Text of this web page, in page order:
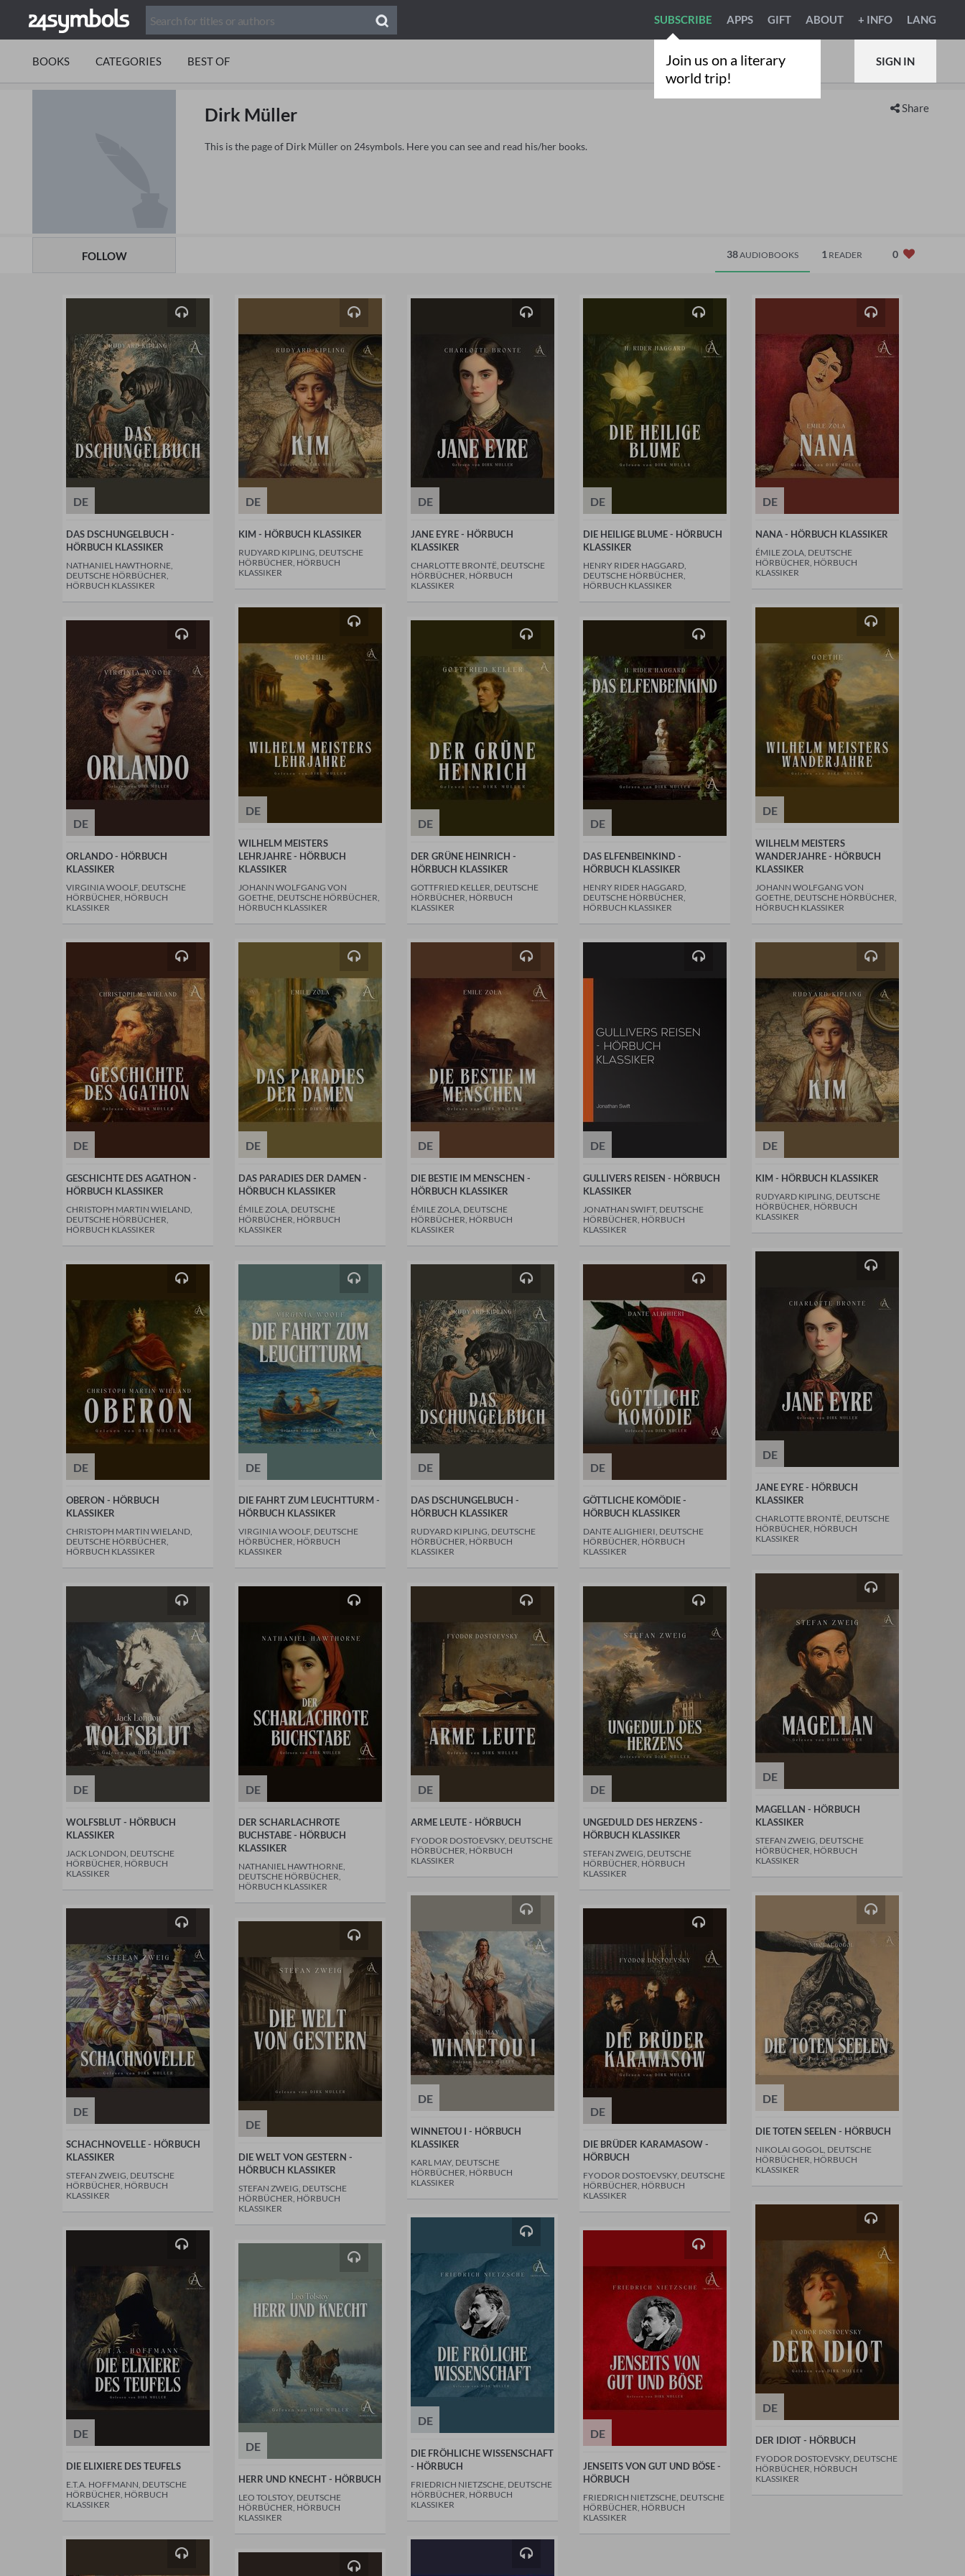
Join us on a literary
world trip!
SUBSCRIBE APPS GIFT ABOUT + INFO LANG
BOOKS CATEGORIES BEST OF SIGN IN
FOLLOW
Share
Dirk Müller
This is the page of Dirk Müller on 24symbols. Here you can see and read his/her books.
38AUDIOBOOKS 1 READER 0
DE
DAS DSCHUNGELBUCH -
HÖRBUCH KLASSIKER
NATHANIEL HAWTHORNE,
DEUTSCHE HÖRBÜCHER,
HÖRBUCH KLASSIKER
DE
KIM - HÖRBUCH KLASSIKER
RUDYARD KIPLING, DEUTSCHE
HÖRBÜCHER, HÖRBUCH
KLASSIKER
DE
JANE EYRE - HÖRBUCH
KLASSIKER
CHARLOTTE BRONTË, DEUTSCHE
HÖRBÜCHER, HÖRBUCH
KLASSIKER
DE
DIE HEILIGE BLUME - HÖRBUCH
KLASSIKER
HENRY RIDER HAGGARD,
DEUTSCHE HÖRBÜCHER,
HÖRBUCH KLASSIKER
DE
NANA - HÖRBUCH KLASSIKER
ÉMILE ZOLA, DEUTSCHE
HÖRBÜCHER, HÖRBUCH
KLASSIKER
DE
ORLANDO - HÖRBUCH
KLASSIKER
VIRGINIA WOOLF, DEUTSCHE
HÖRBÜCHER, HÖRBUCH
KLASSIKER
DE
WILHELM MEISTERS
LEHRJAHRE - HÖRBUCH
KLASSIKER
JOHANN WOLFGANG VON
GOETHE, DEUTSCHE HÖRBÜCHER,
HÖRBUCH KLASSIKER
DE
DER GRÜNE HEINRICH -
HÖRBUCH KLASSIKER
GOTTFRIED KELLER, DEUTSCHE
HÖRBÜCHER, HÖRBUCH
KLASSIKER
DE
DAS ELFENBEINKIND -
HÖRBUCH KLASSIKER
HENRY RIDER HAGGARD,
DEUTSCHE HÖRBÜCHER,
HÖRBUCH KLASSIKER
DE
WILHELM MEISTERS
WANDERJAHRE - HÖRBUCH
KLASSIKER
JOHANN WOLFGANG VON
GOETHE, DEUTSCHE HÖRBÜCHER,
HÖRBUCH KLASSIKER
DE
GESCHICHTE DES AGATHON -
HÖRBUCH KLASSIKER
CHRISTOPH MARTIN WIELAND,
DEUTSCHE HÖRBÜCHER,
HÖRBUCH KLASSIKER
DE
DAS PARADIES DER DAMEN -
HÖRBUCH KLASSIKER
ÉMILE ZOLA, DEUTSCHE
HÖRBÜCHER, HÖRBUCH
KLASSIKER
DE
DIE BESTIE IM MENSCHEN -
HÖRBUCH KLASSIKER
ÉMILE ZOLA, DEUTSCHE
HÖRBÜCHER, HÖRBUCH
KLASSIKER
DE
GULLIVERS REISEN - HÖRBUCH
KLASSIKER
JONATHAN SWIFT, DEUTSCHE
HÖRBÜCHER, HÖRBUCH
KLASSIKER
DE
KIM - HÖRBUCH KLASSIKER
RUDYARD KIPLING, DEUTSCHE
HÖRBÜCHER, HÖRBUCH
KLASSIKER
DE
OBERON - HÖRBUCH
KLASSIKER
CHRISTOPH MARTIN WIELAND,
DEUTSCHE HÖRBÜCHER,
HÖRBUCH KLASSIKER
DE
DIE FAHRT ZUM LEUCHTTURM -
HÖRBUCH KLASSIKER
VIRGINIA WOOLF, DEUTSCHE
HÖRBÜCHER, HÖRBUCH
KLASSIKER
DE
DAS DSCHUNGELBUCH -
HÖRBUCH KLASSIKER
RUDYARD KIPLING, DEUTSCHE
HÖRBÜCHER, HÖRBUCH
KLASSIKER
DE
GÖTTLICHE KOMÖDIE -
HÖRBUCH KLASSIKER
DANTE ALIGHIERI, DEUTSCHE
HÖRBÜCHER, HÖRBUCH
KLASSIKER
DE
JANE EYRE - HÖRBUCH
KLASSIKER
CHARLOTTE BRONTË, DEUTSCHE
HÖRBÜCHER, HÖRBUCH
KLASSIKER
DE
WOLFSBLUT - HÖRBUCH
KLASSIKER
JACK LONDON, DEUTSCHE
HÖRBÜCHER, HÖRBUCH
KLASSIKER
DE
DER SCHARLACHROTE
BUCHSTABE - HÖRBUCH
KLASSIKER
NATHANIEL HAWTHORNE,
DEUTSCHE HÖRBÜCHER,
HÖRBUCH KLASSIKER
DE
ARME LEUTE - HÖRBUCH
FYODOR DOSTOEVSKY, DEUTSCHE
HÖRBÜCHER, HÖRBUCH
KLASSIKER
DE
UNGEDULD DES HERZENS -
HÖRBUCH KLASSIKER
STEFAN ZWEIG, DEUTSCHE
HÖRBÜCHER, HÖRBUCH
KLASSIKER
DE
MAGELLAN - HÖRBUCH
KLASSIKER
STEFAN ZWEIG, DEUTSCHE
HÖRBÜCHER, HÖRBUCH
KLASSIKER
DE
SCHACHNOVELLE - HÖRBUCH
KLASSIKER
STEFAN ZWEIG, DEUTSCHE
HÖRBÜCHER, HÖRBUCH
KLASSIKER
DE
DIE WELT VON GESTERN -
HÖRBUCH KLASSIKER
STEFAN ZWEIG, DEUTSCHE
HÖRBÜCHER, HÖRBUCH
KLASSIKER
DE
WINNETOU I - HÖRBUCH
KLASSIKER
KARL MAY, DEUTSCHE
HÖRBÜCHER, HÖRBUCH
KLASSIKER
DE
DIE BRÜDER KARAMASOW -
HÖRBUCH
FYODOR DOSTOEVSKY, DEUTSCHE
HÖRBÜCHER, HÖRBUCH
KLASSIKER
DE
DIE TOTEN SEELEN - HÖRBUCH
NIKOLAI GOGOL, DEUTSCHE
HÖRBÜCHER, HÖRBUCH
KLASSIKER
DE
DIE ELIXIERE DES TEUFELS
E.T.A. HOFFMANN, DEUTSCHE
HÖRBÜCHER, HÖRBUCH
KLASSIKER
DE
HERR UND KNECHT - HÖRBUCH
LEO TOLSTOY, DEUTSCHE
HÖRBÜCHER, HÖRBUCH
KLASSIKER
DE
DIE FRÖHLICHE WISSENSCHAFT
- HÖRBUCH
FRIEDRICH NIETZSCHE, DEUTSCHE
HÖRBÜCHER, HÖRBUCH
KLASSIKER
DE
JENSEITS VON GUT UND BÖSE -
HÖRBUCH
FRIEDRICH NIETZSCHE, DEUTSCHE
HÖRBÜCHER, HÖRBUCH
KLASSIKER
DE
DER IDIOT - HÖRBUCH
FYODOR DOSTOEVSKY, DEUTSCHE
HÖRBÜCHER, HÖRBUCH
KLASSIKER